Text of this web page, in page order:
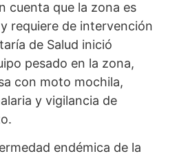
cuenta que la zona es
requiere de intervención
de Salud inició
pesado en la zona,
con moto mochila,
y vigilancia de
endémica de la